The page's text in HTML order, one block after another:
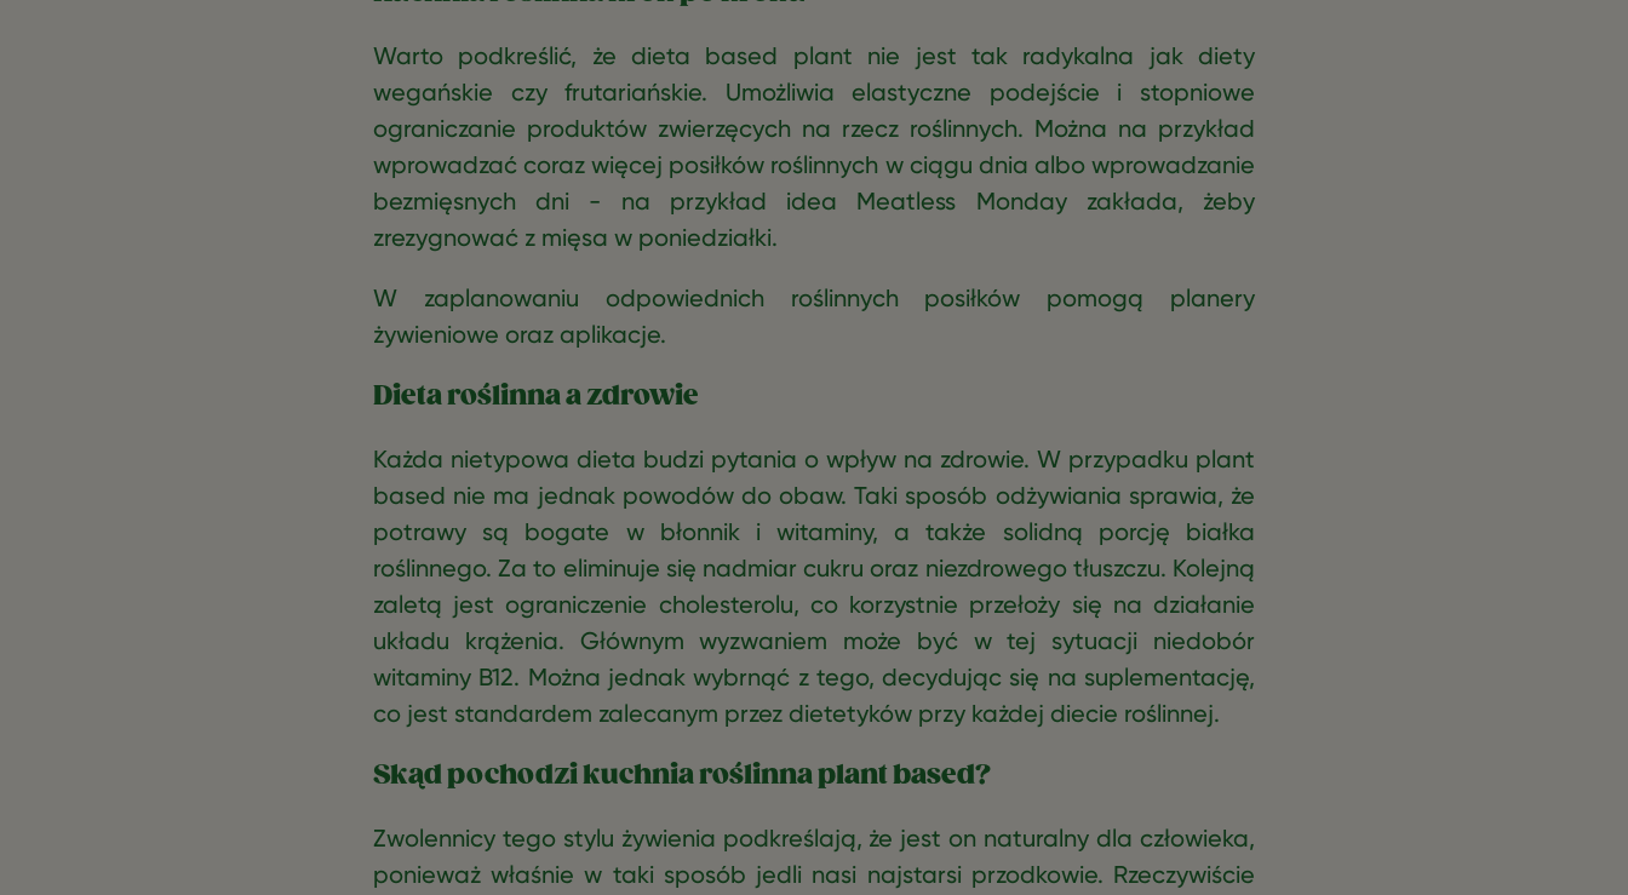
Warto podkreślić, że dieta based plant nie jest tak radykalna jak diety
wegańskie czy frutariańskie. Umożliwia elastyczne podejście i stopniowe
ograniczanie produktów zwierzęcych na rzecz roślinnych. Można na przykład
wprowadzać coraz więcej posiłków roślinnych w ciągu dnia albo wprowadzanie
bezmięsnych dni - na przykład idea Meatless Monday zakłada, żeby
zrezygnować z mięsa w poniedziałki.
W zaplanowaniu odpowiednich roślinnych posiłków pomogą planery
żywieniowe oraz aplikacje.
Dieta roślinna a zdrowie
Każda nietypowa dieta budzi pytania o wpływ na zdrowie. W przypadku plant
based nie ma jednak powodów do obaw. Taki sposób odżywiania sprawia, że
potrawy są bogate w błonnik i witaminy, a także solidną porcję białka
roślinnego. Za to eliminuje się nadmiar cukru oraz niezdrowego tłuszczu. Kolejną
zaletą jest ograniczenie cholesterolu, co korzystnie przełoży się na działanie
układu krążenia. Głównym wyzwaniem może być w tej sytuacji niedobór
witaminy B12. Można jednak wybrnąć z tego, decydując się na suplementację,
co jest standardem zalecanym przez dietetyków przy każdej diecie roślinnej.
Skąd pochodzi kuchnia roślinna plant based?
Zwolennicy tego stylu żywienia podkreślają, że jest on naturalny dla człowieka,
ponieważ właśnie w taki sposób jedli nasi najstarsi przodkowie. Rzeczywiście